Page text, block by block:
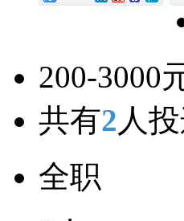
200-3000
共有2 人
全职